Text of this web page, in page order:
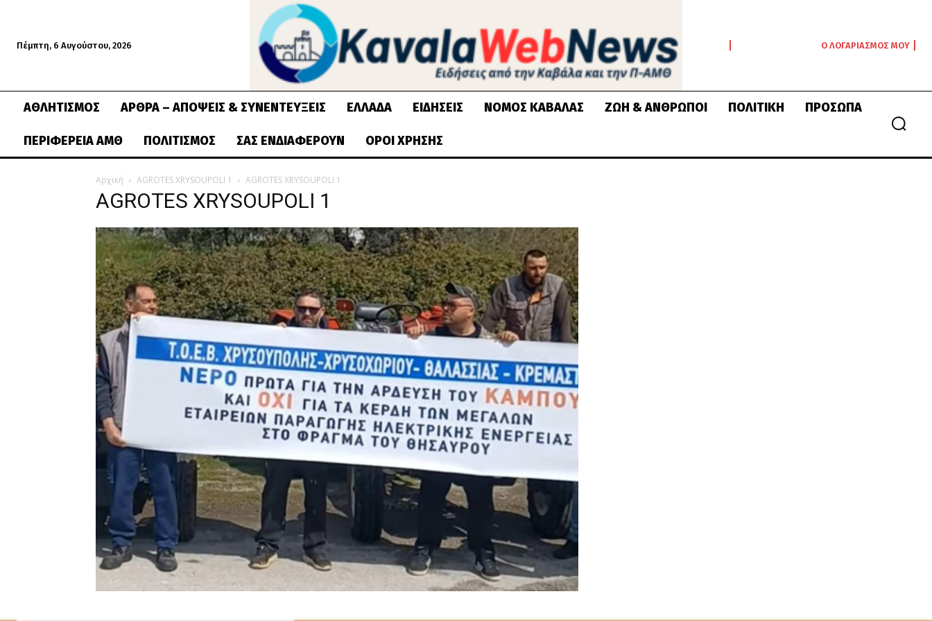
Πέμπτη, 6 Αυγούστου, 2026 Ο ΛΟΓΑΡΙΑΣΜΌΣ ΜΟΥ
ΑΘΛΗΤΙΣΜΌΣ ΆΡΘΡΑ – ΑΠΌΨΕΙΣ & ΣΥΝΕΝΤΕΎΞΕΙΣ ΕΛΛΆΔΑ ΕΙΔΉΣΕΙΣ ΝΟΜΌΣ ΚΑΒΆΛΑΣ ΖΩΉ & ΆΝΘΡΩΠΟΙ ΠΟΛΙΤΙΚΉ ΠΡΌΣΩΠΑ
ΠΕΡΙΦΈΡΕΙΑ ΑΜΘ ΠΟΛΙΤΙΣΜΌΣ ΣΑΣ ΕΝΔΙΑΦΈΡΟΥΝ ΌΡΟΙ ΧΡΉΣΗΣ
Αρχική AGROTES XRYSOUPOLI 1 AGROTES XRYSOUPOLI 1
AGROTES XRYSOUPOLI 1